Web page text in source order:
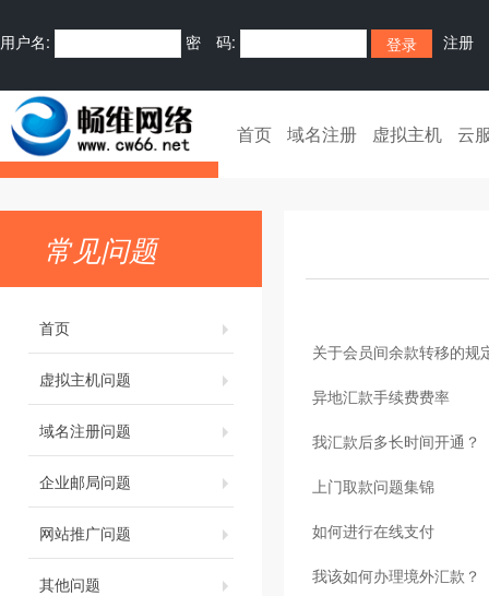
用户名: 密 码: 注册
首页 域名注册 虚拟主机 云
常见问题
首页
虚拟主机问题
域名注册问题
企业邮局问题
网站推广问题
其他问题
关于会员间余款转移的规
异地汇款手续费费率
我汇款后多长时间开通？
上门取款问题集锦
如何进行在线支付
我该如何办理境外汇款？